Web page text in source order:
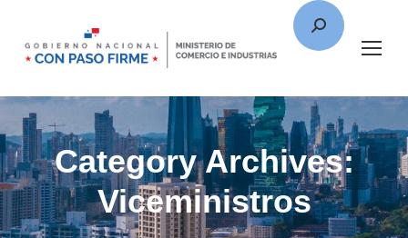
Category Archives:
Viceministros